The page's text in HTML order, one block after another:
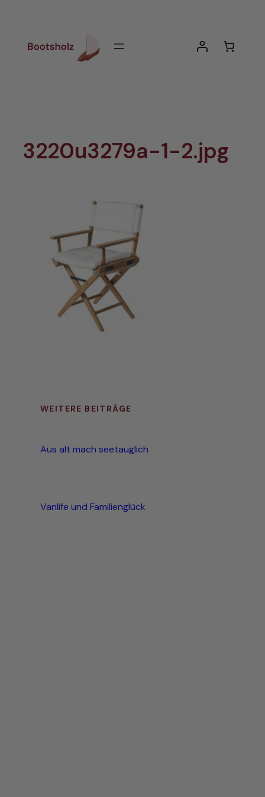
3220u3279a-1-2.jpg
WEITERE BEITRÄGE
Aus alt mach seetauglich
Vanlife und Familienglück